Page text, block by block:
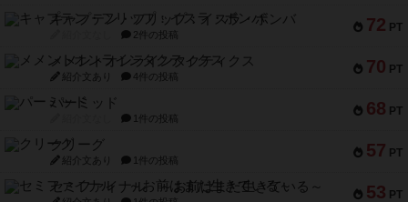
72 PT
キャプテン・フリップ：イスラ・ボンバ
2件の投稿
70 PT
メメントオンラインタクティクス
紹介文あり 4件の投稿
68 PT
パーミッド
1件の投稿
57 PT
クリーグ
紹介文あり 1件の投稿
53 PT
セミファイナル ～お前はまだ生きている～